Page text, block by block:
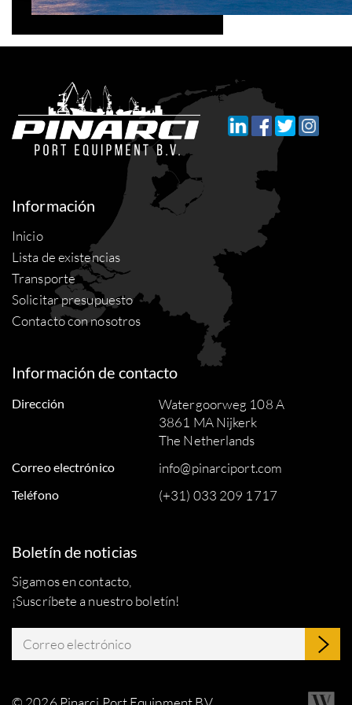
Información
Inicio
Lista de existencias
Transporte
Solicitar presupuesto
Contacto con nosotros
Información de contacto
Dirección
Watergoorweg 108 A
3861 MA Nijkerk
The Netherlands
Correo electrónico info@pinarciport.com
Teléfono (+31) 033 209 1717
Boletín de noticias
Sigamos en contacto,
¡Suscríbete a nuestro boletín!